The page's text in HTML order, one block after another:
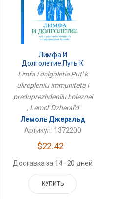
Лимфа И
Долголетие.Путь К
Укреплению
Иммунитета И
Предупреждению
Болезней
Limfa i dolgoletie.Put' k
ukrepleniiu immuniteta i
preduprezhdeniiu boleznei
, Lemol' Dzheral'd
Лемоль Джеральд
Артикул: 1372200
$22.42
Доставка за 14–20 дней
КУПИТЬ